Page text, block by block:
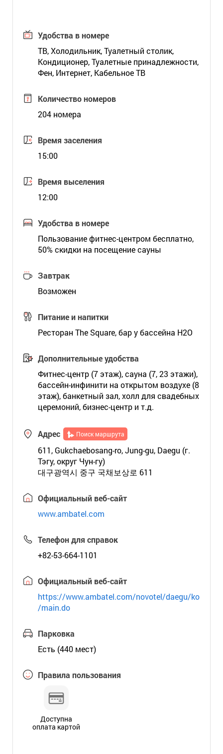
Удобства в номере
ТВ, Холодильник, Туалетный столик,
Кондиционер, Туалетные принадлежности,
Фен, Интернет, Кабельное ТВ
Количество номеров
204 номера
Время заселения
15:00
Время выселения
12:00
Удобства в номере
Пользование фитнес-центром бесплатно,
50% скидки на посещение сауны
Завтрак
Возможен
Питание и напитки
Ресторан The Square, бар у бассейна H2O
Дополнительные удобства
Фитнес-центр (7 этаж), сауна (7, 23 этажи),
бассейн-инфинити на открытом воздухе (8
этаж), банкетный зал, холл для свадебных
церемоний, бизнес-центр и т.д.
Адрес Поиск маршрута
611, Gukchaebosang-ro, Jung-gu, Daegu (г.
Тэгу, округ Чун-гу)
대구광역시 중구 국채보상로 611
Официальный веб-сайт
www.ambatel.com
Телефон для справок
+82-53-664-1101
Официальный веб-сайт
https://www.ambatel.com/novotel/daegu/ko
/main.do
Парковка
Есть (440 мест)
Правила пользования
Доступна
оплата картой